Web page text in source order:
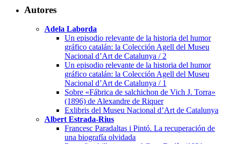
Autores
Adela Laborda
Un episodio relevante de la historia del humor
gráfico catalán: la Colección Agell del Museu
Nacional d’Art de Catalunya / 2
Un episodio relevante de la historia del humor
gráfico catalán: la Colección Agell del Museu
Nacional d’Art de Catalunya / 1
Sobre «Fábrica de salchichon de Vich J. Torra»
(1896) de Alexandre de Riquer
Exlibris del Museu Nacional d’Art de Catalunya
Albert Estrada-Rius
Francesc Paradaltas i Pintó. La recuperación de
una biografía olvidada